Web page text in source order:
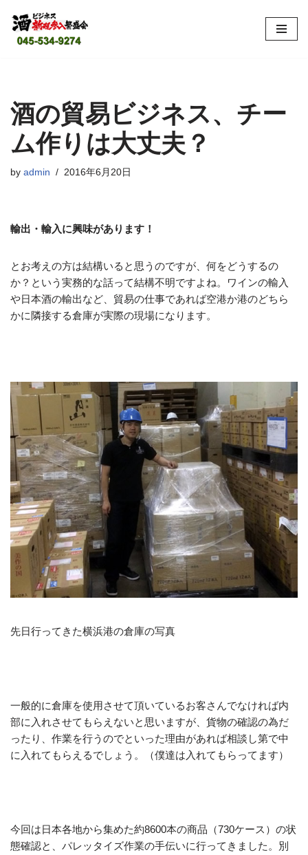
コ
ツ
へ
ス
キ
ッ
酒の貿易ビジネス、チー
ム作りは大丈夫？
by admin 2016年6月20日
輸出・輸入に興味があります！
とお考えの方は結構いると思うのですが、何をどうするの
か？という実務的な話って結構不明ですよね。ワインの輸入
や日本酒の輸出など、貿易の仕事であれば空港か港のどちら
かに隣接する倉庫が実際の現場になります。
先日行ってきた横浜港の倉庫の写真
一般的に倉庫を使用させて頂いているお客さんでなければ内
部に入れさせてもらえないと思いますが、貨物の確認の為だ
ったり、作業を行うのでといった理由があれば相談し第で中
に入れてもらえるでしょう。（僕達は入れてもらってます）
今回は日本各地から集めた約8600本の商品（730ケース）の状
態確認と、パレッタイズ作業の手伝いに行ってきました。別